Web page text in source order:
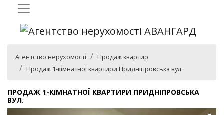
Агентство нерухомості
Продаж квартир
Продаж 1-кімнатної квартири Придніпровська вул.
ПРОДАЖ 1-КІМНАТНОЇ КВАРТИРИ ПРИДНІПРОВСЬКА
ВУЛ.